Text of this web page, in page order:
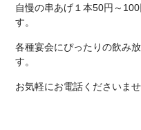
自慢の串あげ１本50円～
す。
各種宴会にぴったりの飲み
す。
お気軽にお電話くださいませ